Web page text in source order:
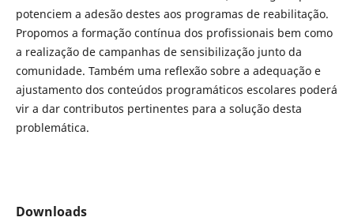
potenciem a adesão destes aos programas de reabilitação.
Propomos a formação contínua dos profissionais bem como
a realização de campanhas de sensibilização junto da
comunidade. Também uma reflexão sobre a adequação e
ajustamento dos conteúdos programáticos escolares poderá
vir a dar contributos pertinentes para a solução desta
problemática.
Downloads